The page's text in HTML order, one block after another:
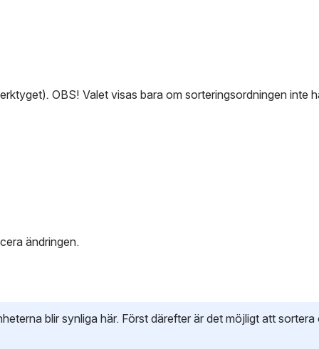
. OBS! Valet visas bara om sorteringsordningen inte
ändringen.
blir synliga här. Först därefter är det möjligt att